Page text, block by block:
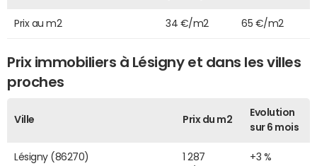
Prix au m2 34 €/m2 65 €/m2
Prix immobiliers à Lésigny et dans les villes
proches
Ville Prix du m2
Evolution
sur 6 mois
Lésigny (86270)
1 287
+3 %